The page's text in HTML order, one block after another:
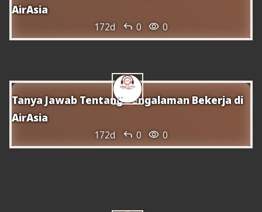
AirAsia
172d  0  0
Tanya Jawab Tentang Pengalaman Bekerja di
AirAsia
172d  0  0